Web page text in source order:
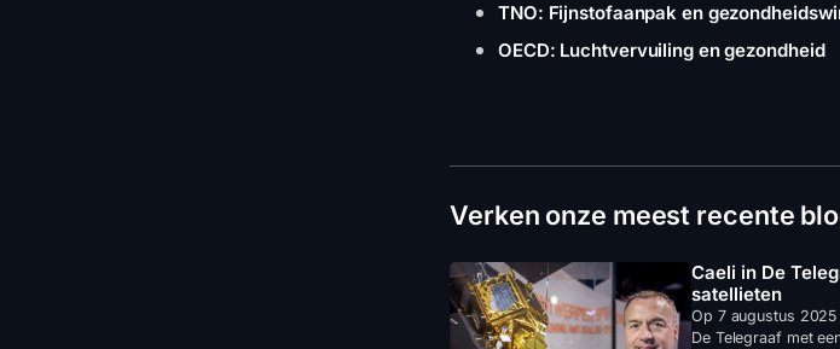
TNO: Fijnstofaanpak en
OECD: Luchtvervuiling en gezondheid
Verken onze meest recente
Caeli in De
satellieten
Op 7 augustus
De Telegraaf met